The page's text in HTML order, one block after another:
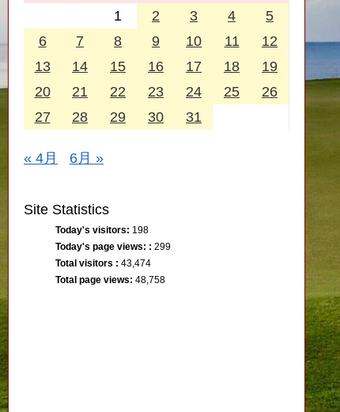
1
2 3 4
5
6
7 8 9 10 11
12
13
14 15 16 17 18
19
20
21 22 23 24 25
26
27
28 29 30 31
« 4月 6月 »
Site Statistics
Today's visitors: 198
Today's page views: : 299
Total visitors : 43,474
Total page views: 48,758